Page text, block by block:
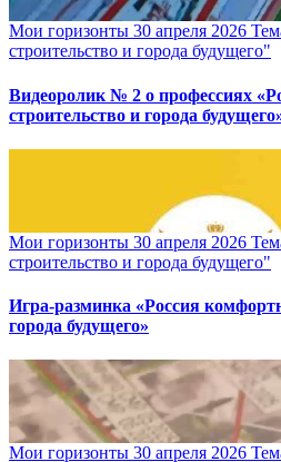
Мои горизонты 30 апреля 2026
строительство и города будущего"
Видеоролик № 2 о профессиях
строительство и города
Мои горизонты 30 апреля 2026
строительство и города будущего"
Игра-разминка «Россия
города будущего»
Мои горизонты 30 апреля 2026